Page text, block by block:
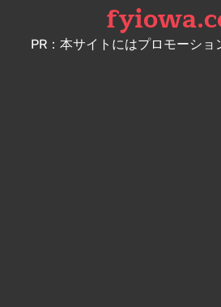
contentPR：本サイトにはプロモーショ